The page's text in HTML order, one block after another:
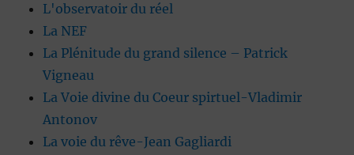
L'observatoir du réel
La NEF
La Plénitude du grand silence – Patrick
Vigneau
La Voie divine du Coeur spirtuel-Vladimir
Antonov
La voie du rêve-Jean Gagliardi